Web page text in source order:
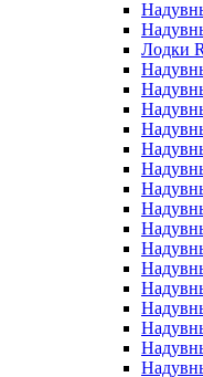
Лодки